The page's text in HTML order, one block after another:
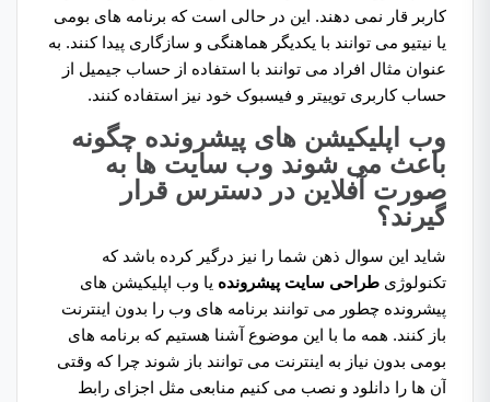
کاربر قار نمی دهند. این در حالی است که برنامه های بومی
یا نیتیو می توانند با یکدیگر هماهنگی و سازگاری پیدا کنند. به
عنوان مثال افراد می توانند با استفاده از حساب جیمیل از
حساب کاربری توییتر و فیسبوک خود نیز استفاده کنند.
وب اپلیکیشن های پیشرونده چگونه
باعث می شوند وب سایت ها به
صورت آفلاین در دسترس قرار
گیرند؟
شاید این سوال ذهن شما را نیز درگیر کرده باشد که
تکنولوژی طراحی سایت پیشرونده یا وب اپلیکیشن های
پیشرونده چطور می توانند برنامه های وب را بدون اینترنت
باز کنند. همه ما با این موضوع آشنا هستیم که برنامه های
بومی بدون نیاز به اینترنت می توانند باز شوند چرا که وقتی
آن ها را دانلود و نصب می کنیم منابعی مثل اجزای رابط